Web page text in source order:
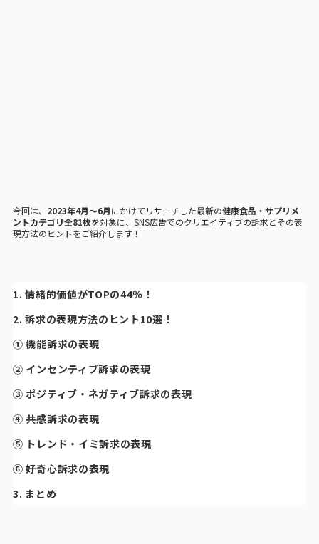
今回は、 2023年4月〜6月にかけてリサーチした最新の健康食品・サプリメ
ントカテゴリ全81枚を対象に、SNS広告でのクリエイティブの訴求とその表
現方法のヒントをご紹介します！
1. 情緒的価値がTOPの44％！
2. 訴求の表現方法のヒント10選！
① 機能訴求の表現
② インセンティブ訴求の表現
③ ポジティブ・ネガティブ訴求の表現
④ 共感訴求の表現
⑤ トレンド・イミ訴求の表現
⑥ 好奇心訴求の表現
3. まとめ